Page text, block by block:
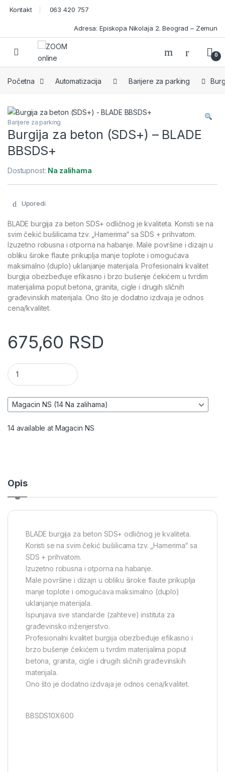
Skip to navigation
Skip to content
Kontakt 063 420 757
Adresa: Episkopa Nikolaja 2. Beograd – Zemun
Open 0
Početna Automatizacija Barijere za parking
Barijere za parking
Burgija za beton (SDS+) – BLADE
BBSDS+
Dostupnost: Na zalihama
Uporedi
BLADE burgija za beton SDS+ odličnog je kvaliteta. Koristi se na
svim čekić bušilicama tzv. „Hamerima“ sa SDS + prihvatom.
Izuzetno robusna i otporna na habanje. Male površine i dizajn u
obliku široke flaute prikuplja manje toplote i omogućava
maksimalno (duplo) uklanjanje materijala. Profesionalni kvalitet
burgija obezbeđuje efikasno i brzo bušenje čekićem u tvrdim
materijalima poput betona, granita, cigle i drugih sličnih
građevinskih materijala. Ono što je dodatno izdvaja je odnos
cena/kvalitet.
675,60 RSD
Burgija za beton (SDS+) - BLADE BBSDS+ količina
14 available at Magacin NS
Opis
BLADE burgija za beton SDS+ odličnog je kvaliteta.
Koristi se na svim čekić bušilicama tzv. „Hamerima“ sa
SDS + prihvatom.
Izuzetno robusna i otporna na habanje.
Male površine i dizajn u obliku široke flaute prikuplja
manje toplote i omogućava maksimalno (duplo)
uklanjanje materijala.
Ispunjava sve standarde (zahteve) instituta za
građevinsko inženjerstvo.
Profesionalni kvalitet burgija obezbeđuje efikasno i
brzo bušenje čekićem u tvrdim materijalima poput
betona, granita, cigle i drugih sličnih građevinskih
materijala.
Ono što je dodatno izdvaja je odnos cena/kvalitet.
BBSDS10X600